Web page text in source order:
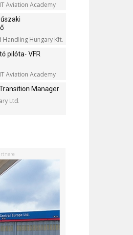
Aviation Academy
Handling Hungary Kft.
pilóta- VFR
Aviation Academy
Manager
Ltd.